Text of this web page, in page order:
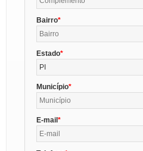
Bairro
Estado
PI
Município
E-mail